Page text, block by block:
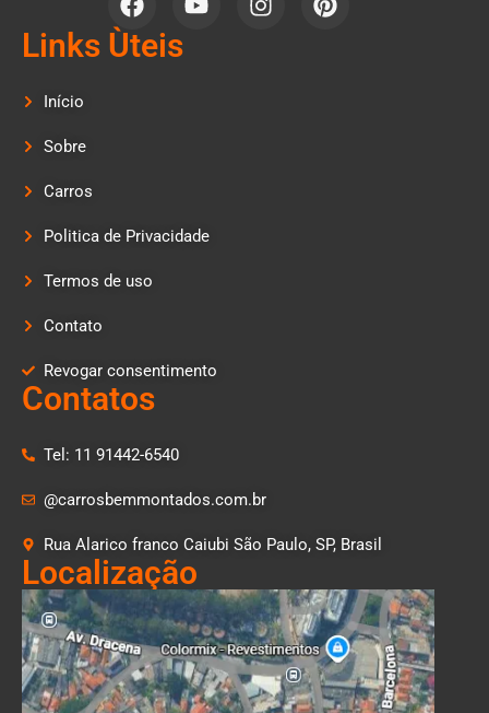
Links Ùteis
Início
Sobre
Carros
Politica de Privacidade
Termos de uso
Contato
Revogar consentimento
Contatos
Tel: 11 91442-6540
@carrosbemmontados.com.br
Rua Alarico franco Caiubi São Paulo, SP, Brasil
Localização